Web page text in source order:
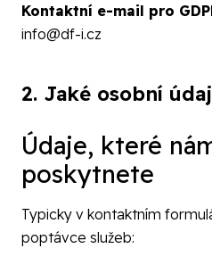
Kontaktní e-mail pro
info@df-i.cz
2. Jaké osobní
Údaje, které
poskytnete
Typicky v kontaktním
poptávce služeb: